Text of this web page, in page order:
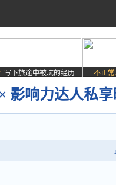
写下旅途中被坑的经历 不正
影响力达人私